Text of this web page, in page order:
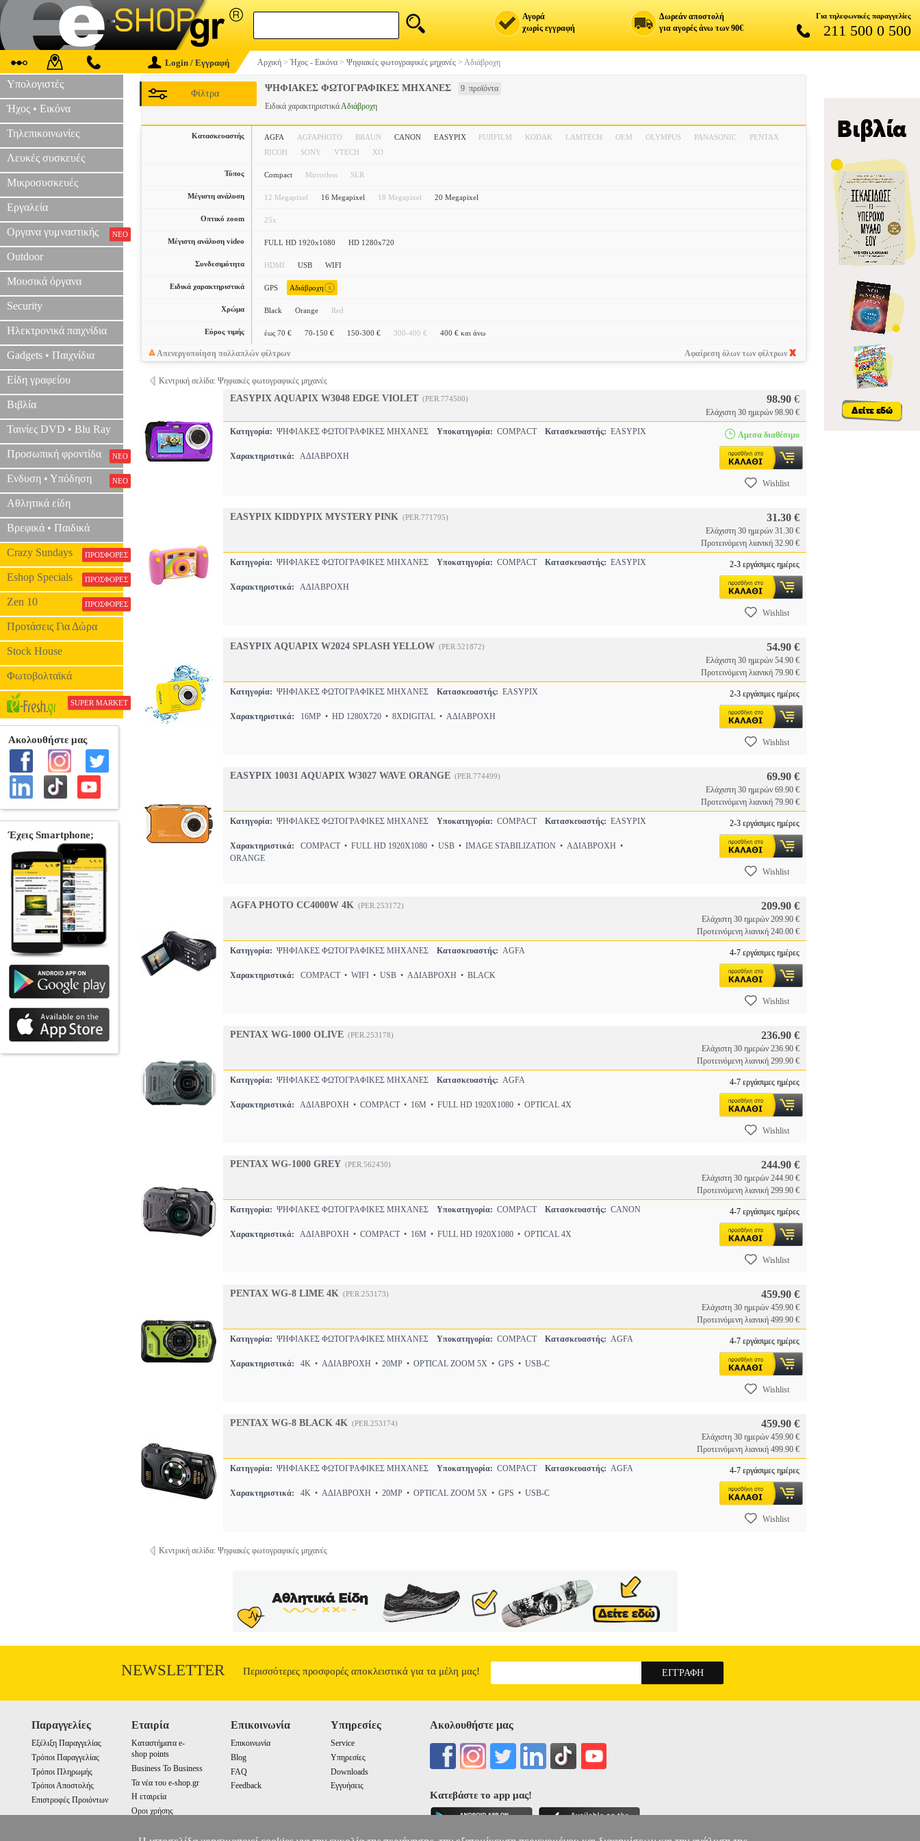
Αγορά
χωρίς εγγραφή
Δωρεάν αποστολή
για αγορές άνω των 90€
Για τηλεφωνικές παραγγελίες
211 500 0 500
Login / Εγγραφή Αρχική >Ήχος - Εικόνα > Ψηφιακές φωτογραφικές μηχανές > Αδιάβροχη
Υπολογιστές
Ήχος • Εικόνα
Τηλεπικοινωνίες
Λευκές συσκευές
Μικροσυσκευές
Εργαλεία
Οργανα γυμναστικής ΝΕΟ
Outdoor
Μουσικά όργανα
Security
Ηλεκτρονικά παιχνίδια
Gadgets • Παιχνίδια
Είδη γραφείου
Βιβλία
Ταινίες DVD • Blu Ray
Προσωπική φροντίδα ΝΕΟ
Ενδυση • Υπόδηση ΝΕΟ
Αθλητικά είδη
Βρεφικά • Παιδικά
Crazy Sundays ΠΡΟΣΦΟΡΕΣ
Eshop Specials ΠΡΟΣΦΟΡΕΣ
Zen 10 ΠΡΟΣΦΟΡΕΣ
Προτάσεις Για Δώρα
Stock House
Φωτοβολταϊκά
SUPER MARKET
ΨΗΦΙΑΚΕΣ ΦΩΤΟΓΡΑΦΙΚΕΣ ΜΗΧΑΝΕΣ 9 προϊόντα
Φίλτρα
Ειδικά χαρακτηριστικάΑδιάβροχη
Κατασκευαστής AGFA AGFAPHOTO BRAUN CANON EASYPIX FUJIFILM KODAK LAMTECH OEM OLYMPUS PANASONIC
PENTAX
RICOH
SONY VTECH XO
Τύπος Compact Mirrorless SLR
Μέγιστη ανάλυση 12 Megapixel 16 Megapixel 18 Megapixel 20 Megapixel
Οπτικό zoom 25x
Μέγιστη ανάλυση video FULL HD 1920x1080 HD 1280x720
Συνδεσιμότητα HDMI USB WIFI
Ειδικά χαρακτηριστικά GPS Αδιάβροχη x
Χρώμα Black Orange Red
Εύρος τιμής έως 70 € 70-150 € 150-300 € 300-400 € 400 € και άνω
Απενεργοποίηση πολλαπλών φίλτρων Αφαίρεση όλων των φίλτρων
Κεντρική σελίδα: Ψηφιακές φωτογραφικές μηχανές
EASYPIX AQUAPIX W3048 EDGE VIOLET (PER.774500) 98.90 €
Ελάχιστη 30 ημερών 98.90 €
Κατηγορία: ΨΗΦΙΑΚΕΣ ΦΩΤΟΓΡΑΦΙΚΕΣ ΜΗΧΑΝΕΣ Υποκατηγορία: COMPACT Κατασκευαστής: EASYPIX
Χαρακτηριστικά: ΑΔΙΑΒΡΟΧΗ
Αμεσα διαθέσιμο
Wishlist
EASYPIX KIDDYPIX MYSTERY PINK (PER.771795) 31.30 €
Ελάχιστη 30 ημερών 31.30 €
Προτεινόμενη λιανική 32.90 €
Κατηγορία: ΨΗΦΙΑΚΕΣ ΦΩΤΟΓΡΑΦΙΚΕΣ ΜΗΧΑΝΕΣ Υποκατηγορία: COMPACT Κατασκευαστής: EASYPIX
Χαρακτηριστικά: ΑΔΙΑΒΡΟΧΗ
2-3 εργάσιμες ημέρες
Wishlist
EASYPIX AQUAPIX W2024 SPLASH YELLOW (PER.521872) 54.90 €
Ελάχιστη 30 ημερών 54.90 €
Προτεινόμενη λιανική 79.90 €
Κατηγορία: ΨΗΦΙΑΚΕΣ ΦΩΤΟΓΡΑΦΙΚΕΣ ΜΗΧΑΝΕΣ Κατασκευαστής: EASYPIX
Χαρακτηριστικά: 16MP • HD 1280X720 • 8XDIGITAL • ΑΔΙΑΒΡΟΧΗ
2-3 εργάσιμες ημέρες
Wishlist
EASYPIX 10031 AQUAPIX W3027 WAVE ORANGE (PER.774499) 69.90 €
Ελάχιστη 30 ημερών 69.90 €
Προτεινόμενη λιανική 79.90 €
Κατηγορία: ΨΗΦΙΑΚΕΣ ΦΩΤΟΓΡΑΦΙΚΕΣ ΜΗΧΑΝΕΣ Υποκατηγορία: COMPACT Κατασκευαστής: EASYPIX
Χαρακτηριστικά: COMPACT • FULL HD 1920X1080 • USB • IMAGE STABILIZATION • ΑΔΙΑΒΡΟΧΗ •
ORANGE
2-3 εργάσιμες ημέρες
Wishlist
AGFA PHOTO CC4000W 4K (PER.253172) 209.90 €
Ελάχιστη 30 ημερών 209.90 €
Προτεινόμενη λιανική 240.00 €
Κατηγορία: ΨΗΦΙΑΚΕΣ ΦΩΤΟΓΡΑΦΙΚΕΣ ΜΗΧΑΝΕΣ Κατασκευαστής: AGFA
Χαρακτηριστικά: COMPACT • WIFI • USB • ΑΔΙΑΒΡΟΧΗ • BLACK
4-7 εργάσιμες ημέρες
Wishlist
PENTAX WG-1000 OLIVE (PER.253178) 236.90 €
Ελάχιστη 30 ημερών 236.90 €
Προτεινόμενη λιανική 299.90 €
Κατηγορία: ΨΗΦΙΑΚΕΣ ΦΩΤΟΓΡΑΦΙΚΕΣ ΜΗΧΑΝΕΣ Κατασκευαστής: AGFA
Χαρακτηριστικά: ΑΔΙΑΒΡΟΧΗ • COMPACT • 16M • FULL HD 1920X1080 • OPTICAL 4X
4-7 εργάσιμες ημέρες
Wishlist
PENTAX WG-1000 GREY (PER.562430) 244.90 €
Ελάχιστη 30 ημερών 244.90 €
Προτεινόμενη λιανική 299.90 €
Κατηγορία: ΨΗΦΙΑΚΕΣ ΦΩΤΟΓΡΑΦΙΚΕΣ ΜΗΧΑΝΕΣ Υποκατηγορία: COMPACT Κατασκευαστής: CANON
Χαρακτηριστικά: ΑΔΙΑΒΡΟΧΗ • COMPACT • 16M • FULL HD 1920X1080 • OPTICAL 4X
4-7 εργάσιμες ημέρες
Wishlist
PENTAX WG-8 LIME 4K (PER.253173) 459.90 €
Ελάχιστη 30 ημερών 459.90 €
Προτεινόμενη λιανική 499.90 €
Κατηγορία: ΨΗΦΙΑΚΕΣ ΦΩΤΟΓΡΑΦΙΚΕΣ ΜΗΧΑΝΕΣ Υποκατηγορία: COMPACT Κατασκευαστής: AGFA
Χαρακτηριστικά: 4K • ΑΔΙΑΒΡΟΧΗ • 20MP • OPTICAL ZOOM 5X • GPS • USB-C
4-7 εργάσιμες ημέρες
Wishlist
PENTAX WG-8 BLACK 4K (PER.253174) 459.90 €
Ελάχιστη 30 ημερών 459.90 €
Προτεινόμενη λιανική 499.90 €
Κατηγορία: ΨΗΦΙΑΚΕΣ ΦΩΤΟΓΡΑΦΙΚΕΣ ΜΗΧΑΝΕΣ Υποκατηγορία: COMPACT Κατασκευαστής: AGFA
Χαρακτηριστικά: 4K • ΑΔΙΑΒΡΟΧΗ • 20MP • OPTICAL ZOOM 5X • GPS • USB-C
4-7 εργάσιμες ημέρες
Wishlist
Κεντρική σελίδα: Ψηφιακές φωτογραφικές μηχανές
NEWSLETTER Περισσότερες προσφορές αποκλειστικά για τα μέλη μας!
Παραγγελίες
Εξέλιξη Παραγγελίας
Τρόποι Παραγγελίας
Τρόποι Πληρωμής
Τρόποι Αποστολής
Επιστροφές Προιόντων
Εταιρία
Καταστήματα e-
shop points
Business To Business
Τα νέα του e-shop.gr
Η εταιρεία
Οροι χρήσης
Επικοινωνία
Επικοινωνία
Blog
FAQ
Feedback
Υπηρεσίες
Service
Υπηρεσίες
Downloads
Εγγυήσεις
Ακολουθήστε μας
Κατεβάστε το app μας!